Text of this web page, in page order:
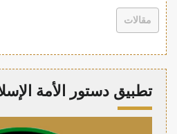
مقالات
تطبيق دستور الأمة